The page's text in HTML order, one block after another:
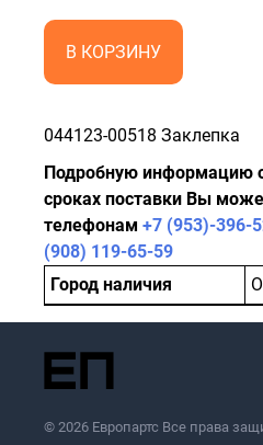
В КОРЗИНУ
044123-00518 Заклепка
Подробную информацию
сроках поставки Вы
телефонам +7 (953)-396-
(908) 119-65-59
Город наличия
© 2026 Европартс Все права